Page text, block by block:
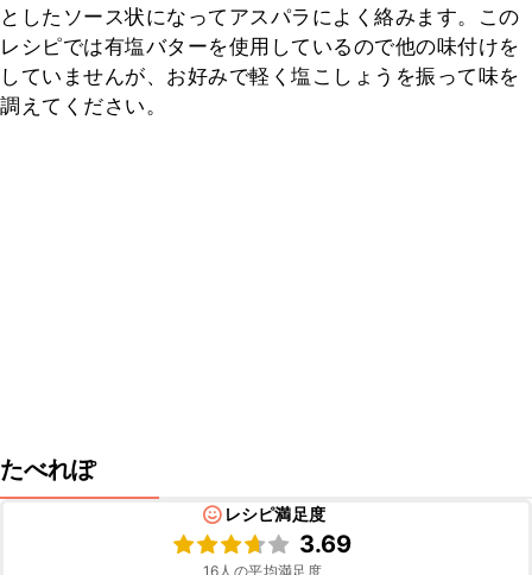
としたソース状になってアスパラによく絡みます。この
レシピでは有塩バターを使用しているので他の味付けを
していませんが、お好みで軽く塩こしょうを振って味を
調えてください。
たべれぽ
レシピ満足度
3.69
16 人の平均満足度